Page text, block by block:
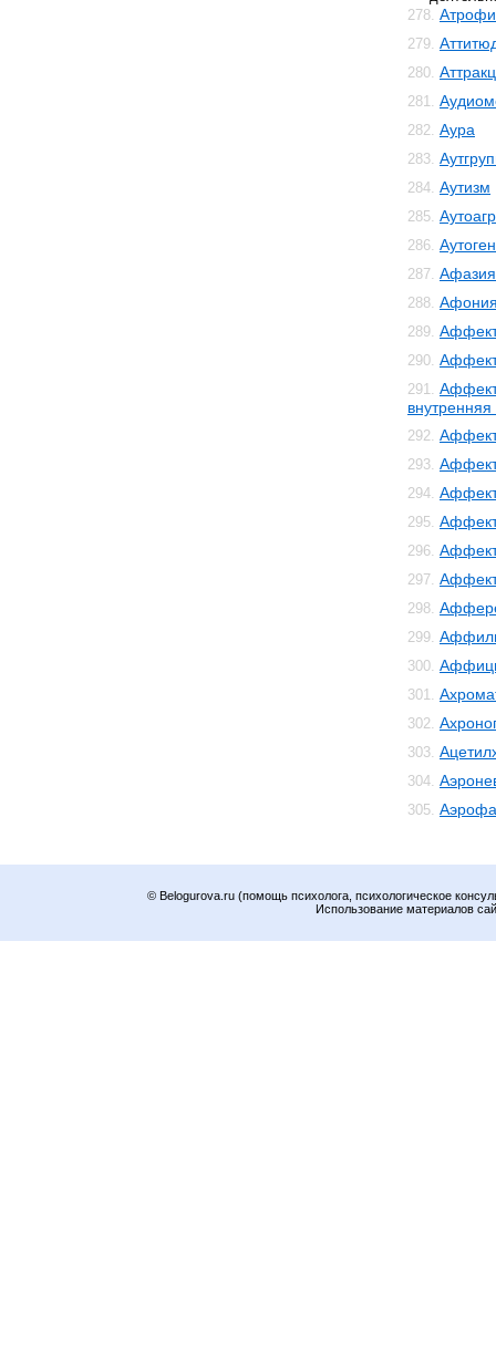
278.
279.
280.
281.
282. Аура
283.
284. Аутизм
285.
286.
287. Афазия
288.
289. Аффект
290.
291.
292.
293.
294.
295.
296.
297.
298.
299.
300.
301.
302.
303.
304.
305.
© Belogurova.ru (помощь психолога, психологическое
Использование материалов